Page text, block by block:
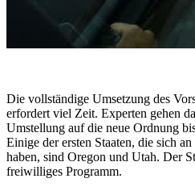
Die vollständige Umsetzung des
erfordert viel Zeit. Experten gehen
Umstellung auf die neue Ordnung
Einige der ersten Staaten, die sich
haben, sind Oregon und Utah. Der
freiwilliges Programm.